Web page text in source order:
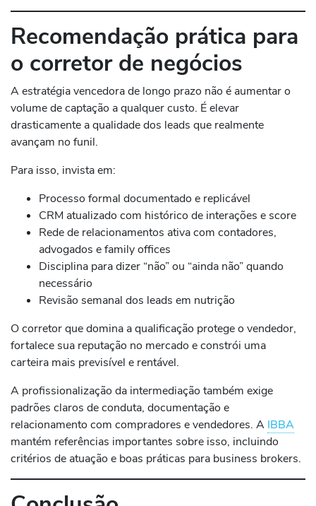
Recomendação prática para
o corretor de negócios
A estratégia vencedora de longo prazo não é aumentar o
volume de captação a qualquer custo. É elevar
drasticamente a qualidade dos leads que realmente
avançam no funil.
Para isso, invista em:
Processo formal documentado e replicável
CRM atualizado com histórico de interações e score
Rede de relacionamentos ativa com contadores,
advogados e family offices
Disciplina para dizer “não” ou “ainda não” quando
necessário
Revisão semanal dos leads em nutrição
O corretor que domina a qualificação protege o vendedor,
fortalece sua reputação no mercado e constrói uma
carteira mais previsível e rentável.
A profissionalização da intermediação também exige
padrões claros de conduta, documentação e
relacionamento com compradores e vendedores. A IBBA
mantém referências importantes sobre isso, incluindo
critérios de atuação e boas práticas para business brokers.